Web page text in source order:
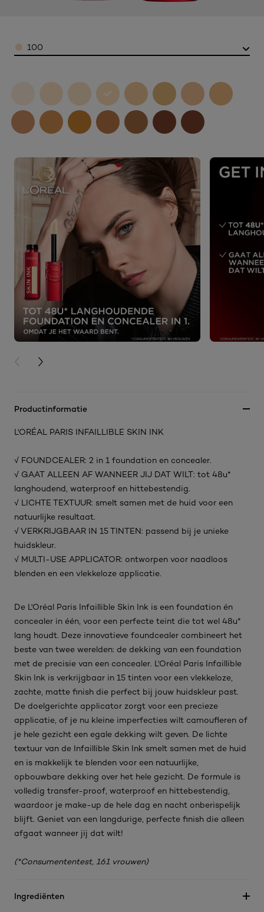
Color
100
PREVIOUS CARD
NEXT CARD
Productinformatie
L'ORÉAL PARIS INFAILLIBLE SKIN INK
√ FOUNDCEALER: 2 in 1 foundation en concealer.
√ GAAT ALLEEN AF WANNEER JIJ DAT WILT: tot 48u*
langhoudend, waterproof en hittebestendig.
√ LICHTE TEXTUUR: smelt samen met de huid voor een
natuurlijke resultaat.
√ VERKRIJGBAAR IN 15 TINTEN: passend bij je unieke
huidskleur.
√ MULTI-USE APPLICATOR: ontworpen voor naadloos
blenden en een vlekkeloze applicatie.
De L'Oréal Paris Infaillible Skin Ink is een foundation én
concealer in één, voor een perfecte teint die tot wel 48u*
lang houdt. Deze innovatieve foundcealer combineert het
beste van twee werelden: de dekking van een foundation
met de precisie van een concealer. L'Oréal Paris Infaillible
Skin Ink is verkrijgbaar in 15 tinten voor een vlekkeloze,
zachte, matte finish die perfect bij jouw huidskleur past.
De doelgerichte applicator zorgt voor een precieze
applicatie, of je nu kleine imperfecties wilt camoufleren of
je hele gezicht een egale dekking wilt geven. De lichte
textuur van de Infaillible Skin Ink smelt samen met de huid
en is makkelijk te blenden voor een natuurlijke,
opbouwbare dekking over het hele gezicht. De formule is
volledig transfer-proof, waterproof en hittebestendig,
waardoor je make-up de hele dag en nacht onberispelijk
blijft. Geniet van een langdurige, perfecte finish die alleen
afgaat wanneer jij dat wilt!
(*Consumententest, 161 vrouwen)
Ingrediënten